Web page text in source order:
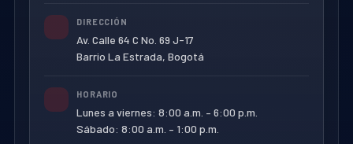
DIRECCIÓN
Av. Calle 64 C No. 69 J-17
Barrio La Estrada, Bogotá
HORARIO
Lunes a viernes: 8:00 a.m. – 6:00 p.m.
Sábado: 8:00 a.m. – 1:00 p.m.